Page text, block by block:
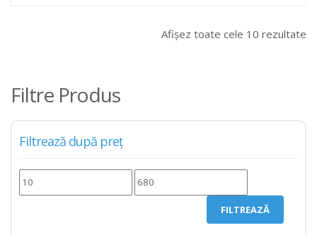
Afișez toate cele 10 rezultate
Filtre Produs
Filtrează după preț
Preț
Preț
FILTREAZĂ